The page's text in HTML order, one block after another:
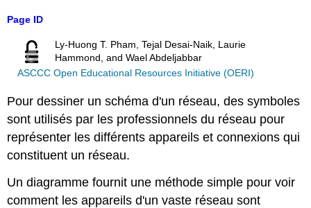
Page ID
Ly-Huong T. Pham, Tejal Desai-Naik, Laurie
Hammond, and Wael Abdeljabbar
ASCCC Open Educational Resources Initiative (OERI)
Pour dessiner un schéma d'un réseau, des symboles
sont utilisés par les professionnels du réseau pour
représenter les différents appareils et connexions qui
constituent un réseau.
Un diagramme fournit une méthode simple pour voir
comment les appareils d'un vaste réseau sont